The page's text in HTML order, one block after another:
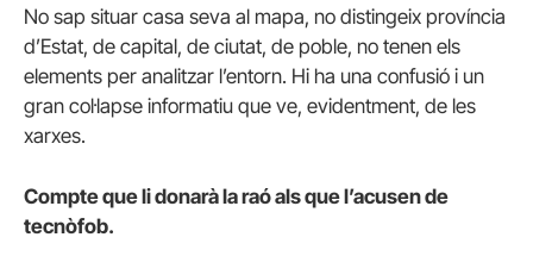
No sap situar casa seva al mapa, no distingeix província
d’Estat, de capital, de ciutat, de poble, no tenen els
elements per analitzar l’entorn. Hi ha una confusió i un
gran col·lapse informatiu que ve, evidentment, de les
xarxes.
Compte que li donarà la raó als que l’acusen de
tecnòfob.